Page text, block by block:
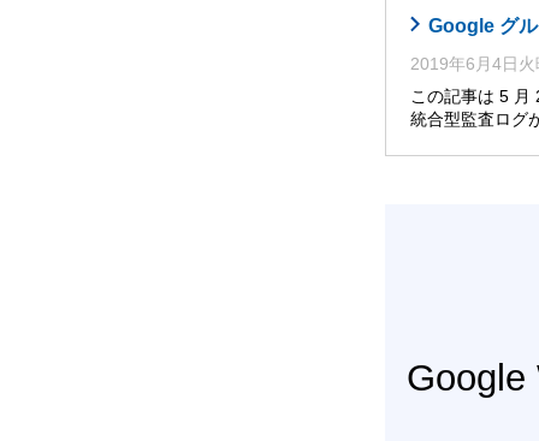
Google グ
2019年6月4日火
この記事は 5 月
統合型監査ログ
Google